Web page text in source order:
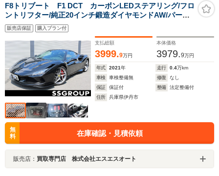
F8トリブート F1 DCT カーボンLEDステアリング/フロ
ントリフター/純正20インチ鍛造ダイヤモンドAW/パーキ
ングカメラ/カーボンダッシュボードインサート/コルサカ
ーボンファイバーレーシングシート
販売店保証 購入プラン付
支払総額
3999.9万円
本体価格
3979.9万円
年式 2021年 走行 0.4万km
車検
車検整備無 修復
なし
保証
保証付 整備
法定整備付
住所
兵庫県伊丹市
無
料
在庫確認・見積依頼
販売店： 買取専門店 株式会社エスエスオート